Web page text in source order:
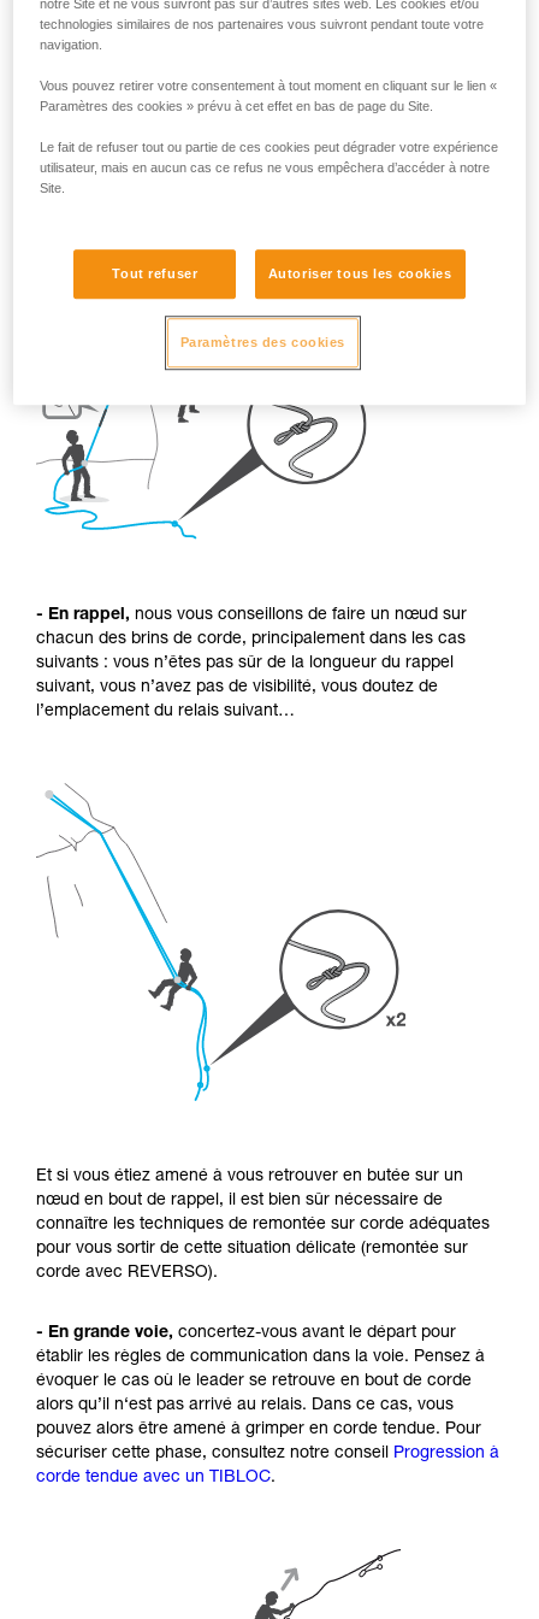
Alors, une fois sur le terrain, quels sont les réflexes à adopter
?
- En falaise,réalisez TOUJOURS un nœud en bout de
corde.
- En rappel, nous vous conseillons de faire un nœud sur
chacun des brins de corde, principalement dans les cas
suivants : vous n’êtes pas sûr de la longueur du rappel
suivant, vous n’avez pas de visibilité, vous doutez de
l’emplacement du relais suivant…
Et si vous étiez amené à vous retrouver en butée sur un
nœud en bout de rappel, il est bien sûr nécessaire de
connaître les techniques de remontée sur corde adéquates
pour vous sortir de cette situation délicate (remontée sur
corde avec REVERSO).
- En grande voie, concertez-vous avant le départ pour
établir les règles de communication dans la voie. Pensez à
évoquer le cas où le leader se retrouve en bout de corde
alors qu’il n‘est pas arrivé au relais. Dans ce cas, vous
pouvez alors être amené à grimper en corde tendue. Pour
sécuriser cette phase, consultez notre conseil Progression à
corde tendue avec un TIBLOC.
notre Site et ne vous suivront pas sur d’autres sites web. Les cookies et/ou
technologies similaires de nos partenaires vous suivront pendant toute votre
navigation.
Vous pouvez retirer votre consentement à tout moment en cliquant sur le lien «
Paramètres des cookies » prévu à cet effet en bas de page du Site.
Le fait de refuser tout ou partie de ces cookies peut dégrader votre expérience
utilisateur, mais en aucun cas ce refus ne vous empêchera d’accéder à notre
Site.
Tout refuser Autoriser tous les cookies
Paramètres des cookies